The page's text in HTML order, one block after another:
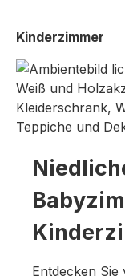
Kinderzimmer
Entdecken Sie